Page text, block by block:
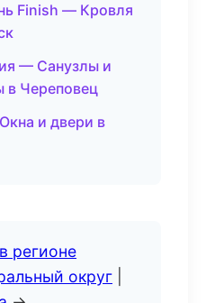
Finish — Кровля
— Санузлы и
в Череповец
и двери в
регионе
округ